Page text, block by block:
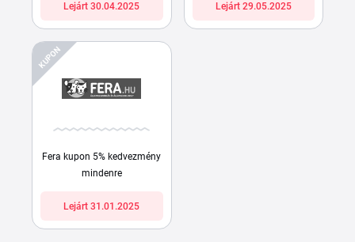
Lejárt 30.04.2025 Lejárt 29.05.2025
KUPON
Fera kupon 5% kedvezmény
mindenre
Lejárt 31.01.2025